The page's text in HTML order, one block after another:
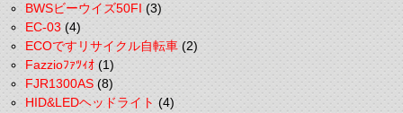
BWSビーウイズ50FI(3)
EC-03(4)
ECOですリサイクル自転車(2)
Fazzioﾌｧﾂｨｵ(1)
FJR1300AS(8)
HID&LEDヘッドライト(4)